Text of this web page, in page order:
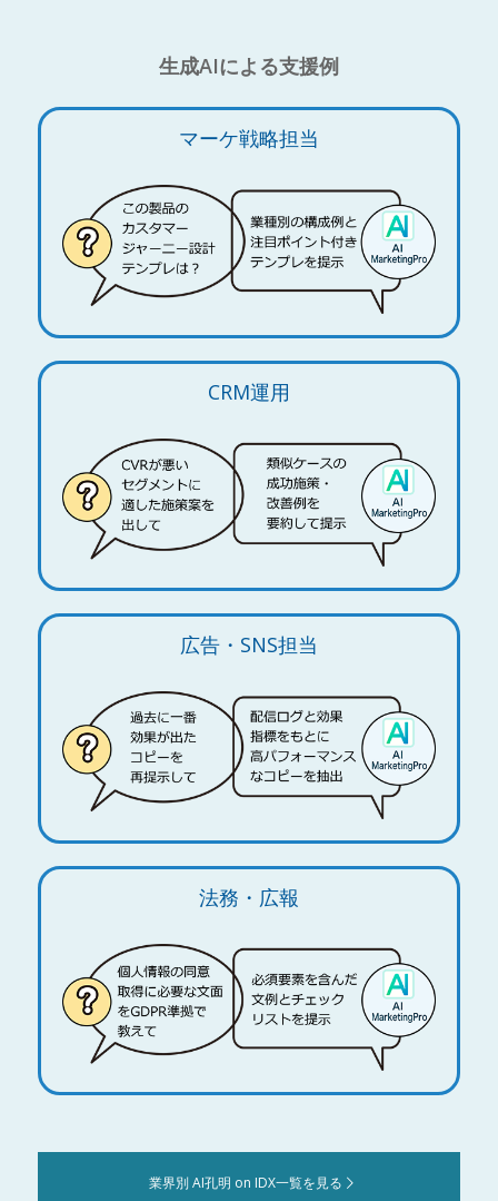
生成AIによる支援例
マーケ戦略担当
CRM運用
広告・SNS担当
法務・広報
業界別 AI孔明 on IDX一覧を見る